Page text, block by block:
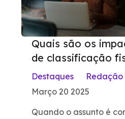
Quais são os
de classificação
Destaques
Março 20 2025
Quando o assunto é